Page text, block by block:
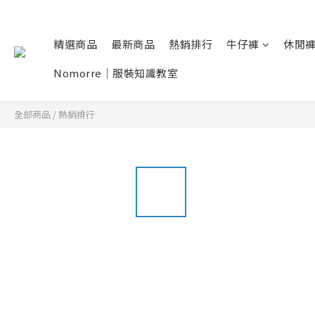
精選商品 最新商品 熱銷排行 牛仔褲
休閒
Nomorre｜服裝知識教室
全部商品 /熱銷排行